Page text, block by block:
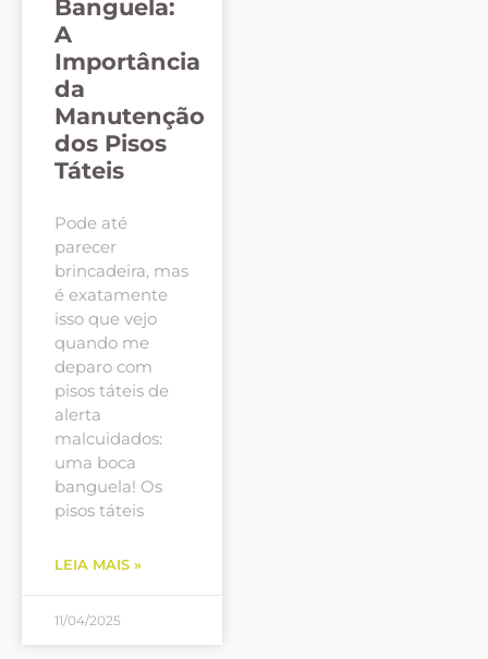
Banguela:
A
Importância
da
Manutenção
dos Pisos
Táteis
Pode até
parecer
brincadeira, mas
é exatamente
isso que vejo
quando me
deparo com
pisos táteis de
alerta
malcuidados:
uma boca
banguela! Os
pisos táteis
LEIA MAIS »
11/04/2025